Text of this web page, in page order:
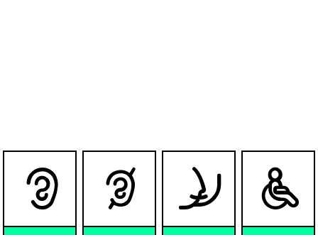
   